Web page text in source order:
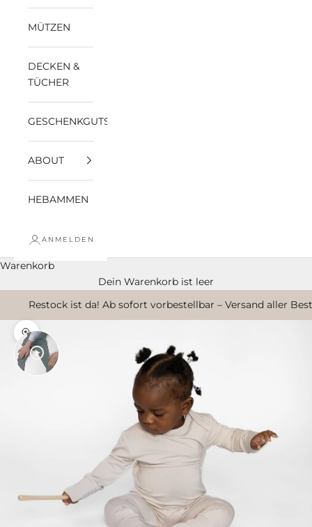
MÜTZEN
DECKEN &
TÜCHER
GESCHENKGUTSCHEINE
ABOUT
HEBAMMEN
ANMELDEN
Warenkorb
Dein Warenkorb ist leer
Restock ist da! Ab sofort vorbestellbar – Versand aller
Bild vergrößern